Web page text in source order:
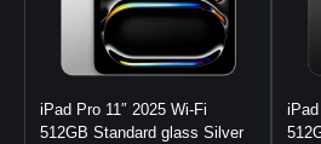
iPad Pro 11″ 2025 Wi-Fi
512GB Standard glass Silver
iPad